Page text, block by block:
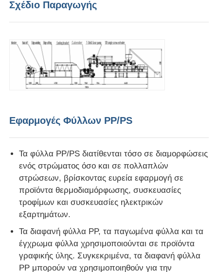
γραμμή εξώθησης φύλλων κατοικίδιων ζώων
Δίδυμη γραμμή εκτόξευσης με βίδες
Η γραμμή εκτόξευσης φύλλων PMMA GPPS
γραμμή εκτόξευσης πλαστικών πλακών
γραμμή εξάντλησης φύλλων θερμομόρφωσης
Γραμμή παραγωγής φύλλων PP
Σχέδιο Παραγωγής
Εφαρμογές Φύλλων PP/PS
Τα φύλλα PP/PS διατίθενται τόσο σε διαμορφώσεις
ενός στρώματος όσο και σε πολλαπλών
στρώσεων, βρίσκοντας ευρεία εφαρμογή σε
προϊόντα θερμοδιαμόρφωσης, συσκευασίες
τροφίμων και συσκευασίες ηλεκτρικών
εξαρτημάτων.
Τα διαφανή φύλλα PP, τα παγωμένα φύλλα και τα
έγχρωμα φύλλα χρησιμοποιούνται σε προϊόντα
γραφικής ύλης. Συγκεκριμένα, τα διαφανή φύλλα
PP μπορούν να χρησιμοποιηθούν για την